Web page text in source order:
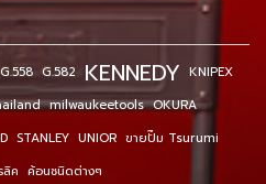
G.558 G.582 KENNEDY KNIPEX
milwaukeetools OKURA
STANLEY UNIOR ขายปั๊ม Tsurumi
ลิค ค้อนชนิดต่างๆ